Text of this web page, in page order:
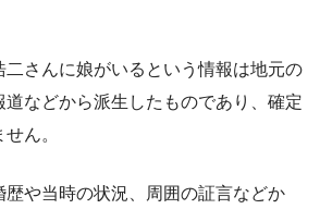
二さんに娘がいるという情報は地元の
道などから派生したものであり、確定
ん。
歴や当時の状況、周囲の証言などか